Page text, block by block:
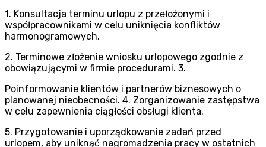
1. Konsultacja terminu urlopu z przełożonymi i
współpracownikami w celu uniknięcia konfliktów
harmonogramowych.
2. Terminowe złożenie wniosku urlopowego zgodnie z
obowiązującymi w firmie procedurami. 3.
Poinformowanie klientów i partnerów biznesowych o
planowanej nieobecności. 4. Zorganizowanie zastępstwa
w celu zapewnienia ciągłości obsługi klienta.
5. Przygotowanie i uporządkowanie zadań przed
urlopem, aby uniknąć nagromadzenia pracy w ostatnich